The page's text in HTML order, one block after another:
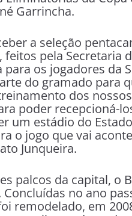
Garrincha.
a seleção
pela Secretaria
para os jogadores da
do gramado para
dos
poder recepcioná-
um estádio do
o jogo que vai
Junqueira.
palcos da capital, o
no ano
remodelado, em